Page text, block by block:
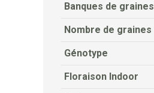
Banques de graines
Nombre de graines
Génotype
Floraison Indoor